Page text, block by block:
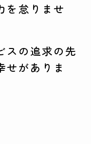
を怠りませ
スの追求の先
せがありま